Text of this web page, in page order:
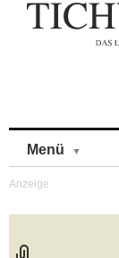
Menü